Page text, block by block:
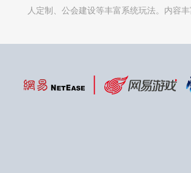
人定制、公会建设等丰富系统玩法。内容